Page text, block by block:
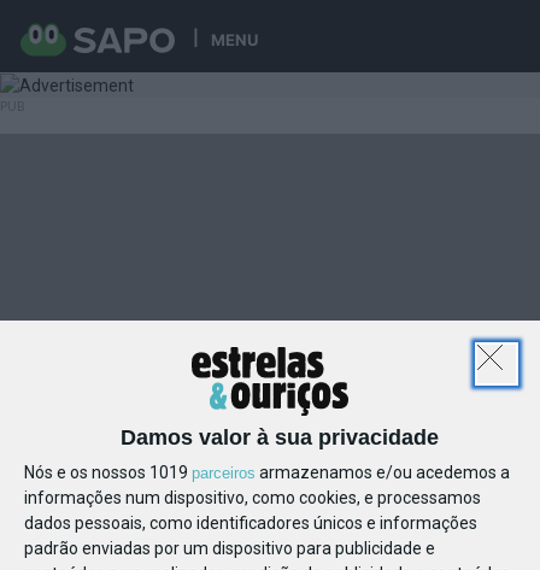
Damos valor à sua privacidade
Nós e os nossos 1019 parceiros armazenamos e/ou acedemos a
informações num dispositivo, como cookies, e processamos
dados pessoais, como identificadores únicos e informações
padrão enviadas por um dispositivo para publicidade e
MENU